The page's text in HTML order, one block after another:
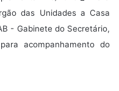
das Unidades a Casa
- Gabinete do Secretário,
acompanhamento do